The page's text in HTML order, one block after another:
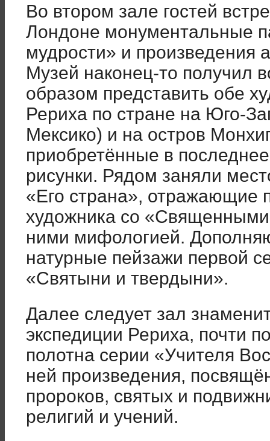
Во втором зале гостей
Лондоне монументальные
мудрости» и произведения
Музей наконец-то получил
образом представить обе
Рериха по стране на Юго-
Мексико) и на остров
приобретённые в
рисунки. Рядом заняли
«Его страна», отражающие
художника со
ними мифологией.
натурные пейзажи первой
«Святыни и твердыни».
Далее следует зал
экспедиции Рериха, почти
полотна серии «Учителя
ней произведения,
пророков, святых и
религий и учений.